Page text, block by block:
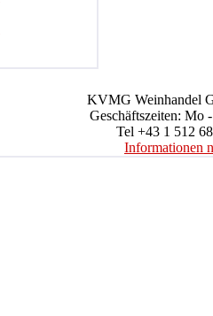
KVMG Weinhandel
Geschäftszeiten: Mo
Tel +43 1 512
Informationen